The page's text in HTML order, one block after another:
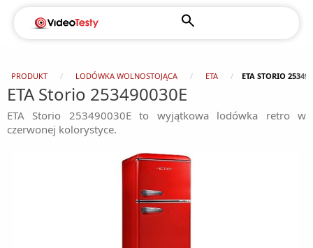
PRODUKT LODÓWKA WOLNOSTOJĄCA ETA ETA STORIO
ETA Storio 253490030E
ETA Storio 253490030E to wyjątkowa lodówka retro w
czerwonej kolorystyce.